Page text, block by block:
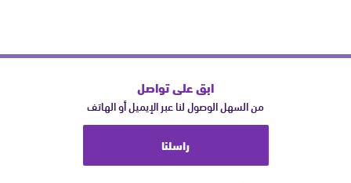
ابق على تواصل
من السهل الوصول لنا عبر الإيميل أو الهاتف
راسلنا